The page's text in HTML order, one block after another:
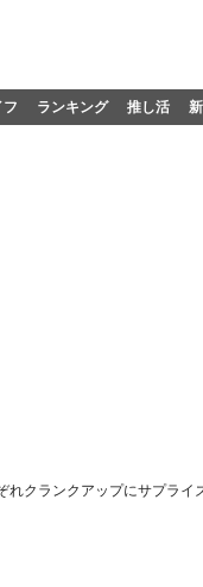
フ ランキング 推し活
れクランクアップにサプライ